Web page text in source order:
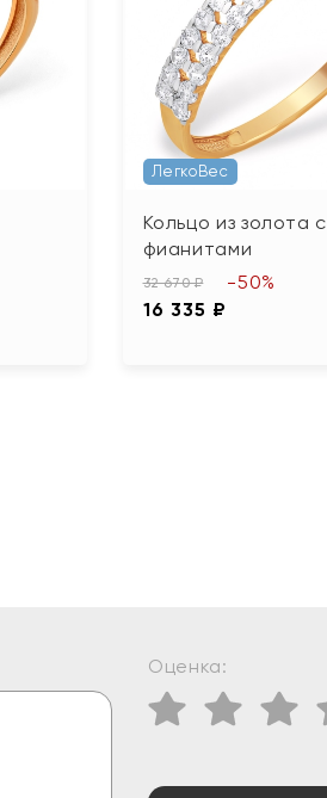
ЛегкоВес
Кольцо из золота с
фианитами
32 670 ₽
16 335 ₽
-50%
Оценка: